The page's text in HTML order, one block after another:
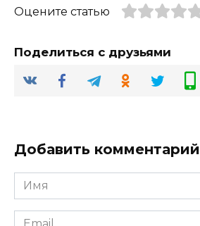
Оцените статью
Поделиться с друзьями
Добавить комментарий
Имя
*
Email